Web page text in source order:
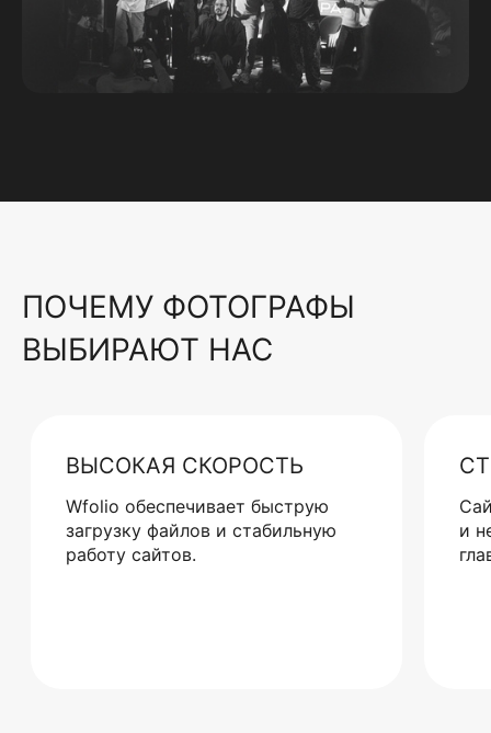
ПОЧЕМУ ФОТОГРАФЫ
ВЫБИРАЮТ НАС
ВЫСОКАЯ СКОРОСТЬ
Wfolio обеспечивает быструю
загрузку файлов и стабильную
работу сайтов.
и